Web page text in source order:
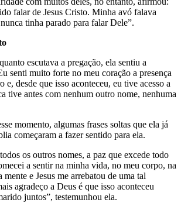
falar de Jesus Cristo. Minha avó falava
tinha parado para falar Dele”.
escutava a pregação, ela sentiu a
senti muito forte no meu coração a presença
e, desde que isso aconteceu, eu tive acesso a
tive antes com nenhum outro nome, nenhuma
momento, algumas frases soltas que ela já
começaram a fazer sentido para ela.
os outros nomes, a paz que excede todo
a sentir na minha vida, no meu corpo, na
e Jesus me arrebatou de uma tal
agradeço a Deus é que isso aconteceu
juntos”, testemunhou ela.